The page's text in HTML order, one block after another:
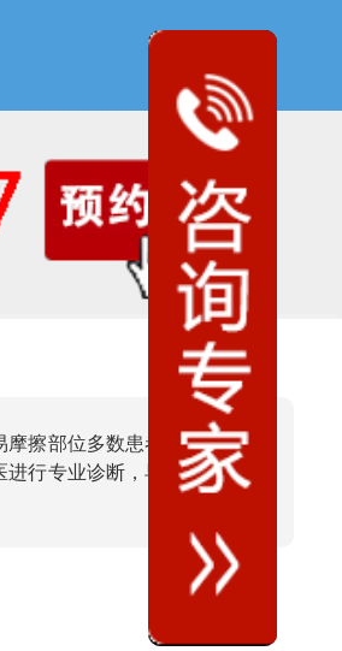
擦部位多数患者无痛痒感，
行专业诊断，早期干预有助